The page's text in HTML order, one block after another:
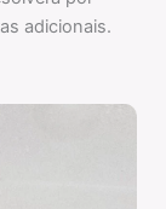
adicionais.